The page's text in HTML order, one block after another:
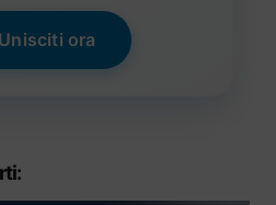
Unisciti ora